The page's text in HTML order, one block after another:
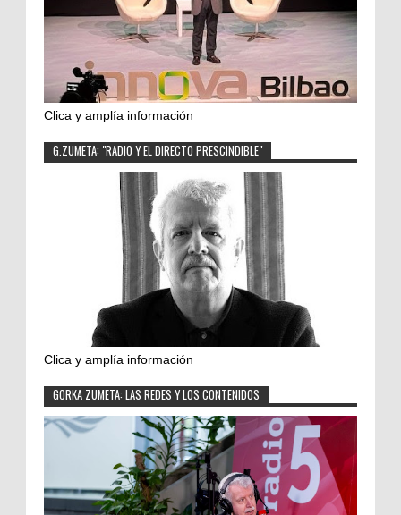
Clica y amplía información
G.ZUMETA: "RADIO Y EL DIRECTO PRESCINDIBLE"
Clica y amplía información
GORKA ZUMETA: LAS REDES Y LOS CONTENIDOS